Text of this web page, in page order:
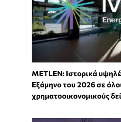
METLEN: Ιστορικά
Εξάμηνο του 2026 σε
χρηματοοικονομικούς